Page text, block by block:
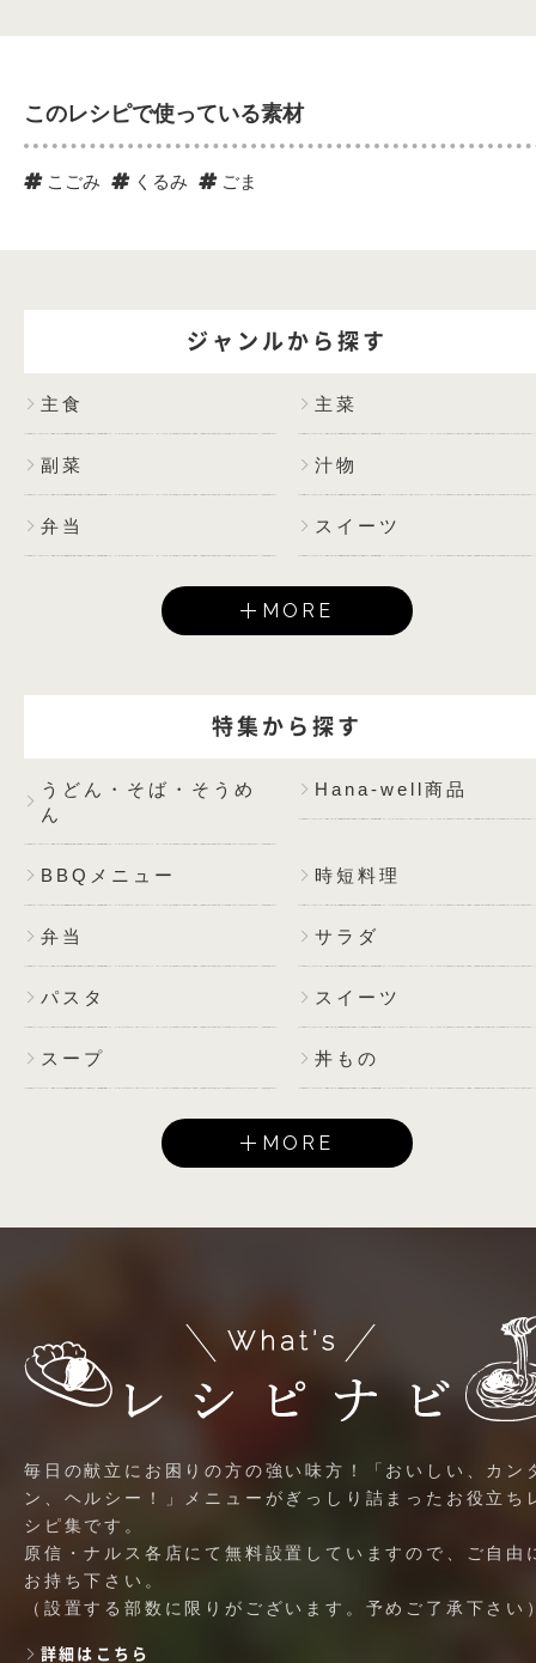
このレシピで使っている素材
こごみ くるみ ごま
ジャンルから探す
主食 主菜
副菜 汁物
弁当 スイーツ
MORE
特集から探す
うどん・そば・そうめ
ん
Hana-well商品
BBQメニュー 時短料理
弁当 サラダ
パスタ スイーツ
スープ 丼もの
MORE
毎日の献立にお困りの方の強い味方！「おいしい、カン
ン、ヘルシー！」メニューがぎっしり詰まったお役立ち
シピ集です。
原信・ナルス各店にて無料設置していますので、ご自由
お持ち下さい。
（設置する部数に限りがございます。予めご了承下さい
詳細はこちら